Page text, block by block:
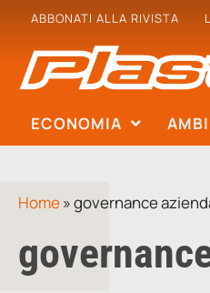
ABBONATI ALLA RIVISTA
ECONOMIA
Home»governance